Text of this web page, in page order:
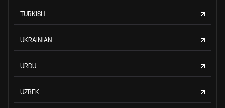
TURKISH
UKRAINIAN
URDU
UZBEK